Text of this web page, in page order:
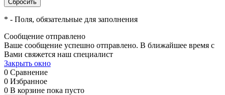
* - Поля, обязательные для заполнения
Сообщение отправлено
Ваше сообщение успешно отправлено. В ближайшее время с
Вами свяжется наш специалист
Закрыть окно
0 Сравнение
0 Избранное
0 В корзине пока пусто